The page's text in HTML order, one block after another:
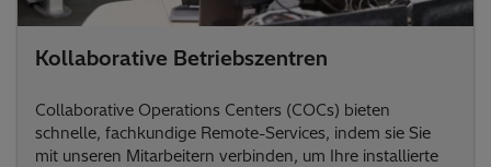
Kollaborative Betriebszentren
Collaborative Operations Centers (COCs) bieten
schnelle, fachkundige Remote-Services, indem sie Sie
mit unseren Mitarbeitern verbinden, um Ihre installierte